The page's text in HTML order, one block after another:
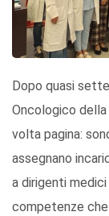
Dopo quasi
Oncologico della
volta pagina:
assegnano
a dirigenti medici
competenze